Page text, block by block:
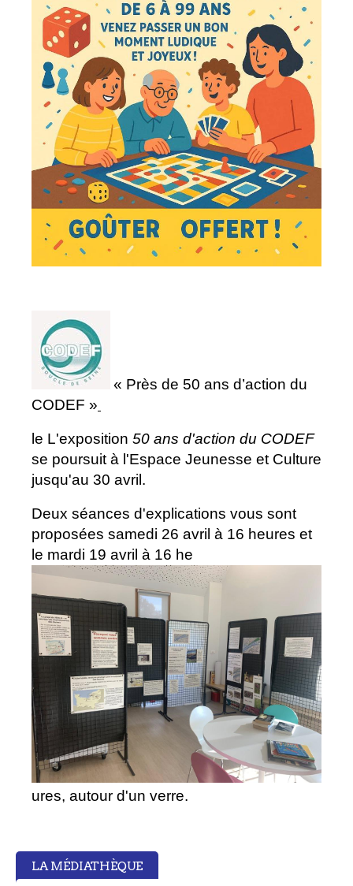
« Près de 50 ans d’action du
CODEF »
le L'exposition 50 ans d'action du CODEF
se poursuit à l'Espace Jeunesse et Culture
jusqu'au 30 avril.
Deux séances d'explications vous sont
proposées samedi 26 avril à 16 heures et
le mardi 19 avril à 16 he
ures, autour d'un verre.
LA MÉDIATHÈQUE